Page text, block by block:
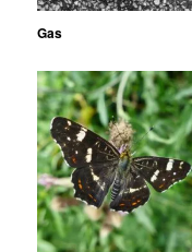
Gas